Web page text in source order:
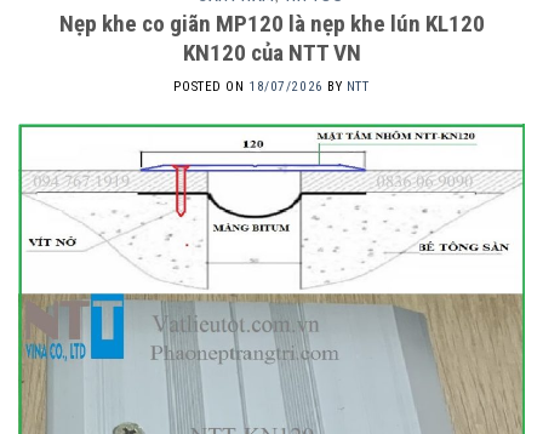
Nẹp khe co giãn MP120 là nẹp khe lún KL120
KN120 của NTT VN
POSTED ON 18/07/2026 BY NTT